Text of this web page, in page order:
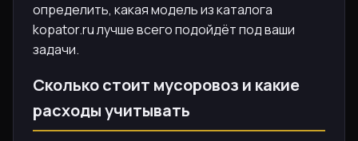
определить, какая модель из каталога
kopator.ru лучше всего подойдёт под ваши
задачи.
Сколько стоит мусоровоз и какие
расходы учитывать